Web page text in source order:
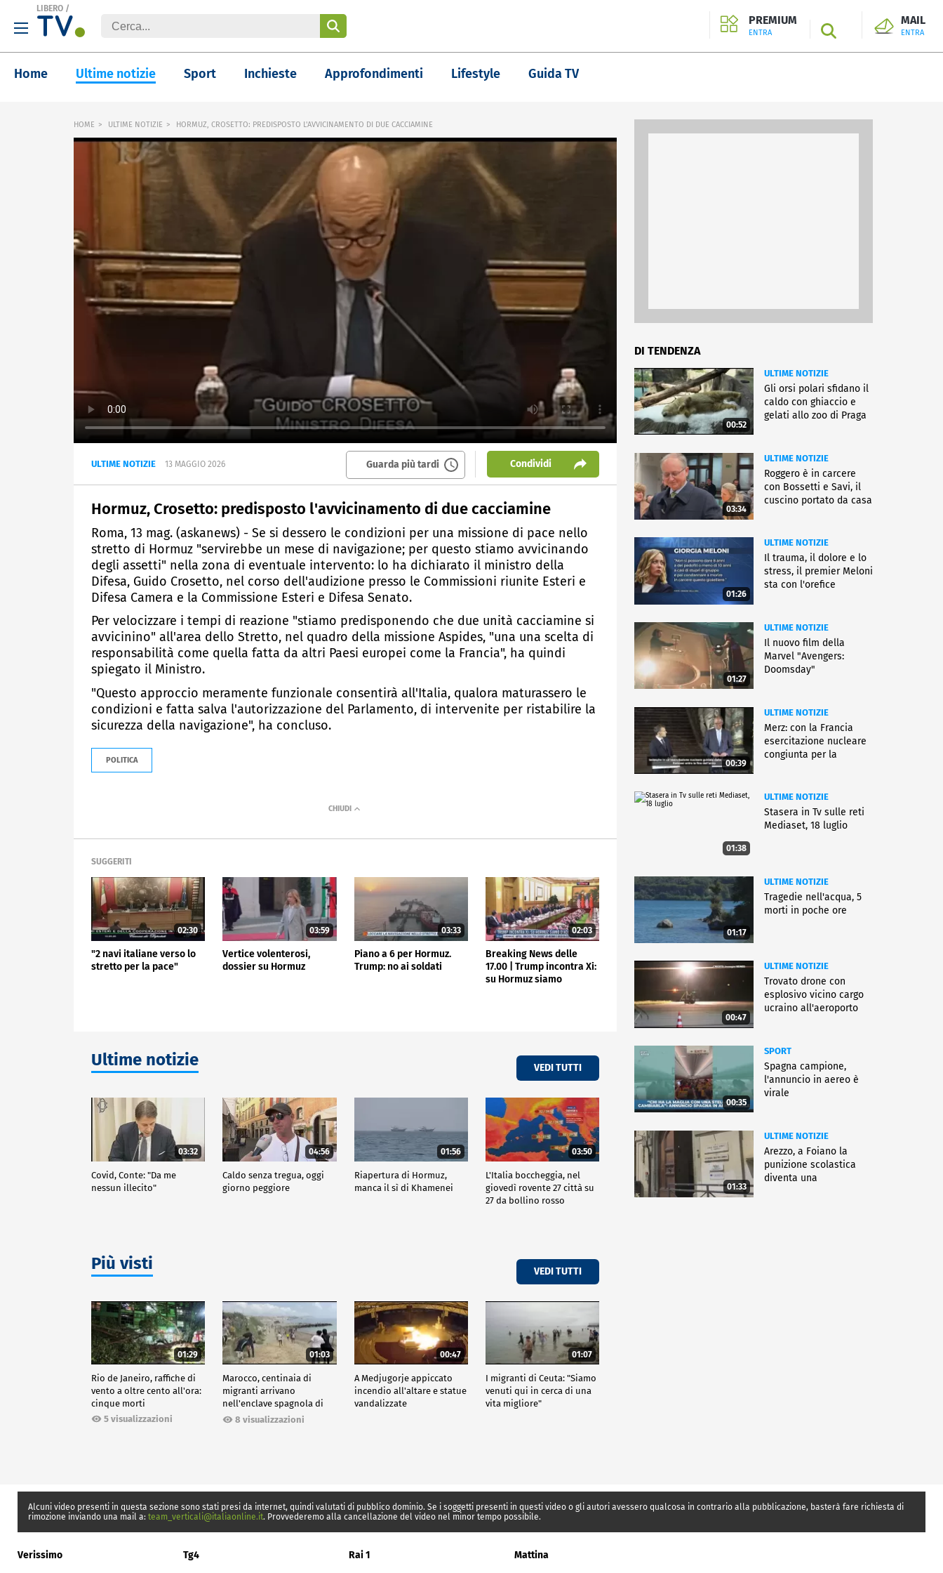
LIBERO /
PREMIUM
ENTRA SEARCH
MAIL
ENTRA
Home Ultime notizie Sport Inchieste Approfondimenti Lifestyle Guida TV
HOME ULTIME NOTIZIE HORMUZ, CROSETTO: PREDISPOSTO L'AVVICINAMENTO DI DUE CACCIAMINE
ULTIME NOTIZIE 13 MAGGIO 2026 Guarda più tardi Condividi
Hormuz, Crosetto: predisposto l'avvicinamento di due cacciamine
Roma, 13 mag. (askanews) - Se si dessero le condizioni per una missione di pace nello
stretto di Hormuz "servirebbe un mese di navigazione; per questo stiamo avvicinando
degli assetti" nella zona di eventuale intervento: lo ha dichiarato il ministro della
Difesa, Guido Crosetto, nel corso dell'audizione presso le Commissioni riunite Esteri e
Difesa Camera e la Commissione Esteri e Difesa Senato.
Per velocizzare i tempi di reazione "stiamo predisponendo che due unità cacciamine si
avvicinino" all'area dello Stretto, nel quadro della missione Aspides, "una una scelta di
responsabilità come quella fatta da altri Paesi europei come la Francia", ha quindi
spiegato il Ministro.
"Questo approccio meramente funzionale consentirà all'Italia, qualora maturassero le
condizioni e fatta salva l'autorizzazione del Parlamento, di intervenite per ristabilire la
sicurezza della navigazione", ha concluso.
POLITICA
SUGGERITI
02:30
"2 navi italiane verso lo
stretto per la pace"
03:59
Vertice volenterosi,
dossier su Hormuz
03:33
Piano a 6 per Hormuz.
Trump: no ai soldati
02:03
Breaking News delle
17.00 | Trump incontra Xi:
su Hormuz siamo
Ultime notizie VEDI TUTTI
03:32
Covid, Conte: "Da me
nessun illecito"
04:56
Caldo senza tregua, oggi
giorno peggiore
01:56
Riapertura di Hormuz,
manca il sì di Khamenei
03:50
L'Italia boccheggia, nel
giovedì rovente 27 città su
27 da bollino rosso
Più visti VEDI TUTTI
01:29
Rio de Janeiro, raffiche di
vento a oltre cento all'ora:
cinque morti
5 visualizzazioni
01:03
Marocco, centinaia di
migranti arrivano
nell'enclave spagnola di
Ceuta8 visualizzazioni
00:47
A Medjugorje appiccato
incendio all'altare e statue
vandalizzate
01:07
I migranti di Ceuta: "Siamo
venuti qui in cerca di una
vita migliore"
DI TENDENZA
00:52
ULTIME NOTIZIE
Gli orsi polari sfidano il
caldo con ghiaccio e
gelati allo zoo di Praga
03:34
ULTIME NOTIZIE
Roggero è in carcere
con Bossetti e Savi, il
cuscino portato da casa
01:26
ULTIME NOTIZIE
Il trauma, il dolore e lo
stress, il premier Meloni
sta con l'orefice
01:27
ULTIME NOTIZIE
Il nuovo film della
Marvel "Avengers:
Doomsday"
00:39
ULTIME NOTIZIE
Merz: con la Francia
esercitazione nucleare
congiunta per la
01:38
ULTIME NOTIZIE
Stasera in Tv sulle reti
Mediaset, 18 luglio
01:17
ULTIME NOTIZIE
Tragedie nell'acqua, 5
morti in poche ore
00:47
ULTIME NOTIZIE
Trovato drone con
esplosivo vicino cargo
ucraino all'aeroporto
00:35
SPORT
Spagna campione,
l'annuncio in aereo è
virale
01:33
ULTIME NOTIZIE
Arezzo, a Foiano la
punizione scolastica
diventa una
Alcuni video presenti in questa sezione sono stati presi da internet, quindi valutati di pubblico dominio. Se i soggetti presenti in questi video o gli autori avessero qualcosa in contrario alla pubblicazione, basterà fare richiesta di
rimozione inviando una mail a: team_verticali@italiaonline.it. Provvederemo alla cancellazione del video nel minor tempo possibile.
Verissimo Tg4 Rai 1 Mattina